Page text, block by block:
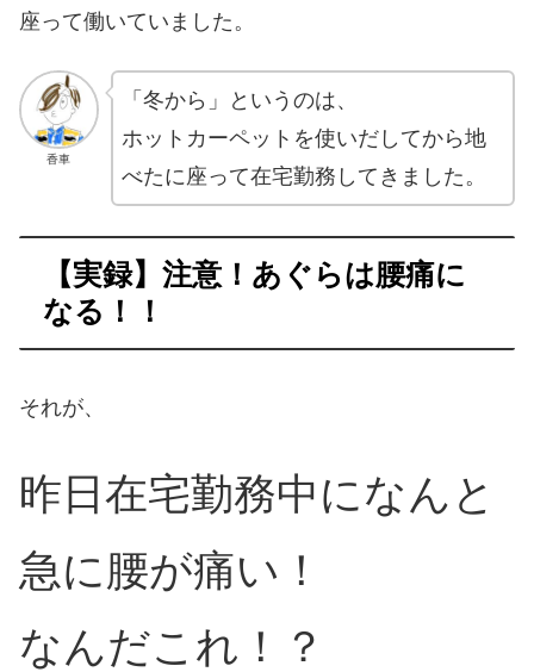
座って働いていました。
香車
「冬から」というのは、
ホットカーペットを使いだしてから地
べたに座って在宅勤務してきました。
【実録】注意！あぐらは腰痛に
なる！！
それが、
昨日在宅勤務中になんと
急に腰が痛い！
なんだこれ！？